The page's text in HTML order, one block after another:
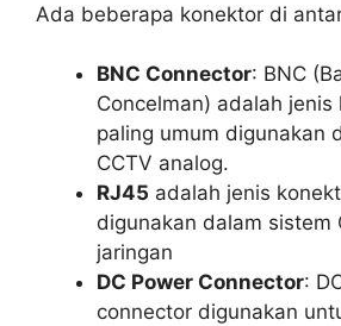
Ada beberapa konektor di
BNC Connector: BNC
Concelman) adalah jenis
paling umum digunakan
CCTV analog.
RJ45 adalah jenis
digunakan dalam sistem
jaringan
DC Power Connector:
connector digunakan